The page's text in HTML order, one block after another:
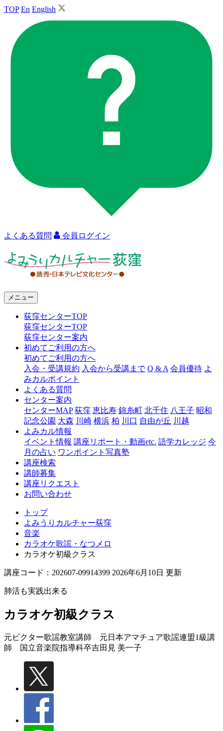
TOP En English
よくある質問 会員ログイン
ャ
窪
メニュー
荻窪センターTOP
荻窪センターTOP
荻窪センター案内
初めてご利用の方へ
初めてご利用の方へ
入会・受講規約 入会から受講まで Q & A 会員優待 よ
みカルポイント
よくある質問
センター案内
センターMAP 荻窪 恵比寿 錦糸町 北千住 八王子 昭和
記念公園 大森 川崎 横浜 柏 川口 自由が丘 川越
よみカル情報
イベント情報 講座リポート・動画etc. 語学カレッジ 今
月の占い ワンポイント写真塾
講座検索
講師募集
講座リクエスト
お問い合わせ
トップ
よみうりカルチャー荻窪
音楽
カラオケ歌謡・なつメロ
カラオケ初級クラス
講座コード：202607-09914399 2026年6月10日 更新
肺活も実践出来る
カラオケ初級クラス
元ビクター歌謡教室講師 元日本アマチュア歌謡連盟1級講
師 国立音楽院指導科卒吉田見 美一子